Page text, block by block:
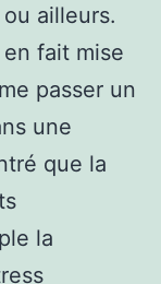
ailleurs.
fait mise
passer un
une
que la
la